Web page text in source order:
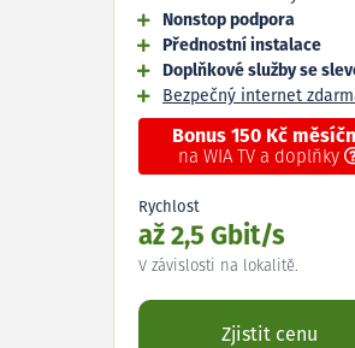
Nonstop podpora
Přednostní instalace
Doplňkové služby se
Bezpečný internet
Bonus 150 Kč
na WIA TV a doplňky
Rychlost
až 2,5 Gbit/s
V závislosti na lokalitě.
Zjistit cenu